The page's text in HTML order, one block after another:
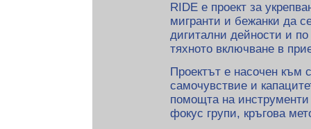
RIDE е проект за
мигранти и бежанки да
дигитални дейности и
тяхното включване в
Проектът е насочен към
самочувствие и
помощта на инструменти
фокус групи, кръгова